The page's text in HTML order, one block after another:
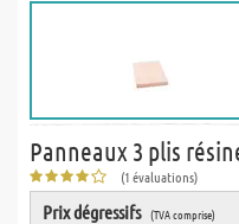
Panneaux 3 plis
(1 évaluations)
Prix dégressifs (TVA comprise)